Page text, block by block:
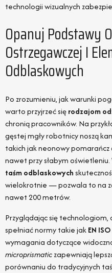
technologii wizualnych
Opanuj Podstawy
Ostrzegawczej I
Odblaskowych
Po zrozumieniu, jak warunki
warto przyjrzeć sięrodzajom
chronią pracowników. Na
gęstej mgły robotnicy noszą
takich jak neonowy pomarańcz
nawet przy słabym oświetleniu.
taśm odblaskowych
wielokrotnie — pozwala to na
nawet 200 metrów.
Przyglądając się technologiom,
spełniać normy takie jakEN
wymagania dotyczące
microprismaticzapewniają
porównaniu do tradycyjnych